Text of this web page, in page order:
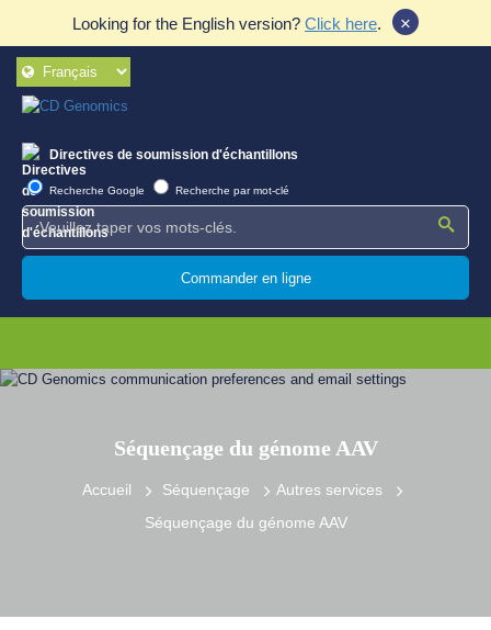
Looking for the English version? Click here. ×
Directives de soumission d'échantillons
Recherche Google Recherche par mot-clé
Commander en ligne
Séquençage du génome AAV
Accueil Séquençage
Autres services
Séquençage du génome AAV